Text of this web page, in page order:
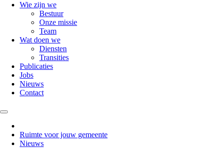
Wie zijn we
Bestuur
Onze missie
Team
Wat doen we
Diensten
Transities
Publicaties
Jobs
Nieuws
Contact
Ruimte voor jouw gemeente
Nieuws